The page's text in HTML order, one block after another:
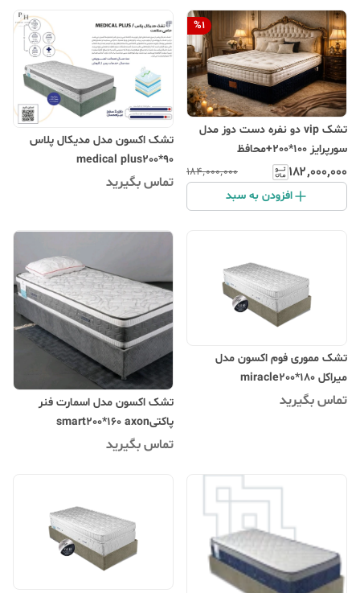
%1
تشک vip دو نفره دست دوز مدل
سورپرایز 100*200+محافظ
۱۸۲٬۰۰۰٬۰۰۰ ۱۸۴٬۰۰۰٬۰۰۰
افزودن به سبد
تشک اکسون مدل مدیکال پلاس
medical plus200*90
تماس بگیرید
تشک مموری فوم اکسون مدل
میراکل miracle200*180
تماس بگیرید
تشک اکسون مدل اسمارت فنر
پاکتیsmart200*160 axon
تماس بگیرید